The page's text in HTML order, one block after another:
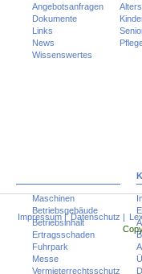
Angebotsanfragen
Dokumente
Links
News
Wissenswertes
Maschinen
Betriebsgebäude
Betriebsinhalt
Ertragsschaden
Fuhrpark
Messe
Vermieterrechtsschutz
Impressum| Datenschutz |